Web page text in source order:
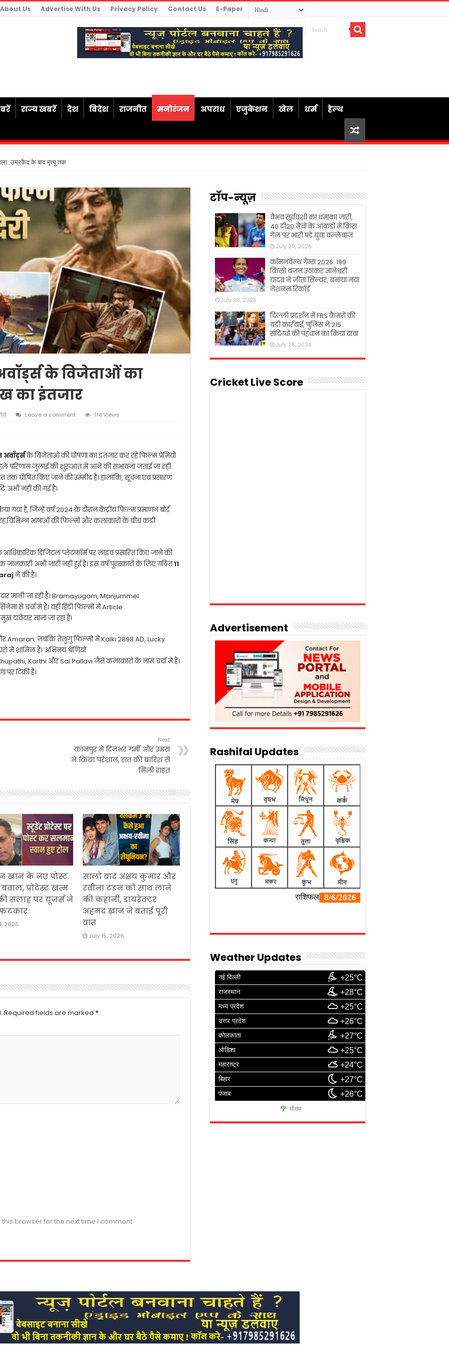
About Us Advertise With Us Privacy Policy Contact Us E-Paper
राज्य खबरें देश विदेश राजनीत मनोरंजन अपराध एजुकेशन खेल धर्म हेल्थ
उम्रकैद के बाद मृत्यु तक जेल में रखने की सजा संवि
के विजेताओं का
का इंतजार
Leave a comment 114 Views
के विजेताओं की घोषणा का इंतजार कर रहे फिल्म प्रेमियों
परिणाम जुलाई की शुरुआत में आने की संभावना जताई जा रही
घोषित किए जाने की उम्मीद है। हालांकि, सूचना एवं प्रसारण
अभी नहीं की गई है।
गया है, जिन्हें वर्ष 2024 के दौरान केंद्रीय फिल्म प्रमाणन बोर्ड
विभिन्न भाषाओं की फिल्मों और कलाकारों के बीच कड़ी
डिजिटल प्लेटफॉर्म पर लाइव प्रसारित किए जाने की
अभी जारी नहीं हुई है। इस वर्ष पुरस्कारों के लिए गठित11
ने की है।
मानी जा रही हैं। Bramayugam, Manjummel
से चर्चा में हैं। वहीं हिंदी फिल्मों मेंArticle
दावेदार माना जा रहा है।
Amaran, जबकि तेलुगु फिल्मों मेंKalki 2898 AD, Lucky
में शामिल हैं। अभिनय श्रेणियों
, Karthi औरSai Pallavi जैसे कलाकारों के नाम चर्चा में हैं।
पर टिकी है।
Next
कानपुर में दिनभर गर्मी और उमस
ने किया परेशान, रात की बारिश से
मिली राहत
खान के नए पोस्ट
प्रोटेस्ट खत्म
सलाह पर यूजर्स ने
2026
सालों बाद अक्षय कुमार और
रवीना टंडन को साथ लाने
की कहानी, डायरेक्टर
अहमद खान ने बताई पूरी
बात
July 15, 2026
Required fields are marked *
browser for the next time I comment.
टॉप-न्यूज़
वैभव सूर्यवंशी का धमाका जारी,
40 टी20 मैचों के आंकड़ों में क्रिस
गेल पर भारी पड़े युवा बल्लेबाज
July 29, 2026
कॉमनवेल्थ गेम्स 2026: 199
किलो वजन उठाकर ज्ञानेश्वरी
यादव ने जीता सिल्वर, बनाया नया
नेशनल रिकॉर्ड
July 28, 2026
दिल्ली प्रदर्शन में FRS कैमरों की
बड़ी कार्रवाई, पुलिस ने 215
संदिग्धों की पहचान का किया दावा
July 25, 2026
Cricket Live Score
Advertisement
Rashifal Updates
Weather Updates
नई दिल्ली +25°C
राजस्थान +28°C
मध्य प्रदेश +25°C
उत्तर प्रदेश +26°C
कोलकाता +27°C
ओडिशा +25°C
महाराष्ट्र +24°C
बिहार +27°C
पंजाब +26°C
मौसम